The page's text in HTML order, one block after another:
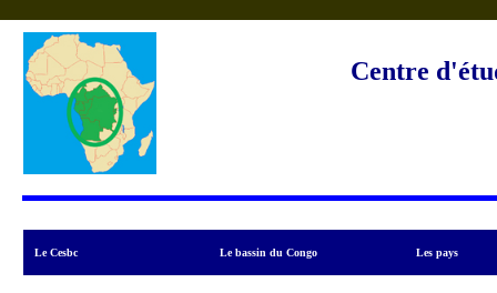
Centre
Le Cesbc Le bassin du Congo Les pays